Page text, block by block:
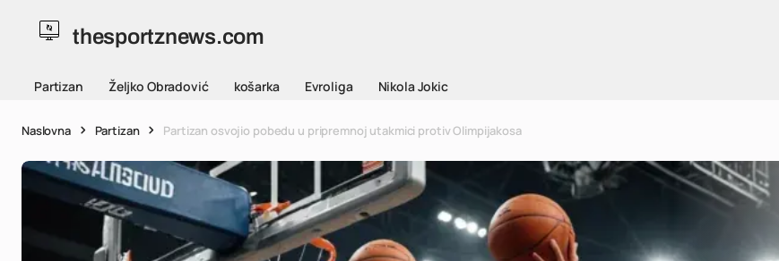
thesportznews.com
Partizan Željko Obradović košarka Evroliga Nikola Jokic
Naslovna Partizan Partizan osvojio pobedu u pripremnoj utakmici protiv Olimpijakosa